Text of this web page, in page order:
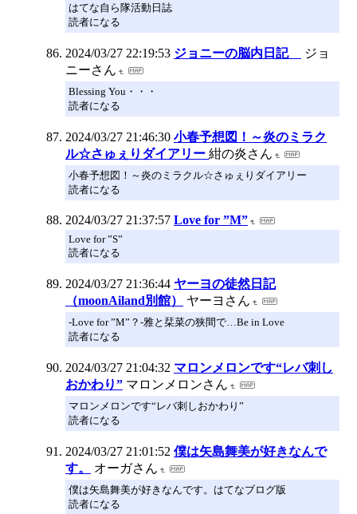
はてな自ら隊活動日誌
読者になる
2024/03/27 22:19:53 ジョニーの脳内日記
ジョ
ニーさん
Blessing You・・・
読者になる
2024/03/27 21:46:30 小春予想図！～炎のミラク
ル☆さゅぇりダイアリー 紺の炎さん
小春予想図！～炎のミラクル☆さゅぇりダイアリー
読者になる
2024/03/27 21:37:57 Love for ”M”
Love for ”S”
読者になる
2024/03/27 21:36:44 ヤーヨの徒然日記
（moonAiland別館）
ヤーヨさん
-Love for ”M”？-雅と栞菜の狭間で…Be in Love
読者になる
2024/03/27 21:04:32 マロンメロンです“レバ刺し
おかわり” マロンメロンさん
マロンメロンです“レバ刺しおかわり”
読者になる
2024/03/27 21:01:52 僕は矢島舞美が好きなんで
す。
オーガさん
僕は矢島舞美が好きなんです。はてなブログ版
読者になる